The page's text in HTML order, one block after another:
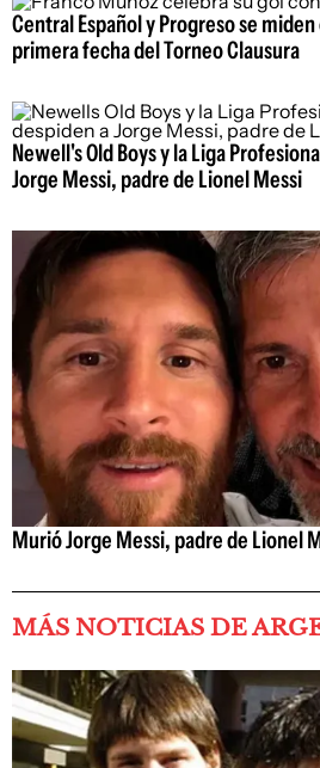
Central Español y Progreso se
primera fecha del Torneo Clausura
Newell's Old Boys y la Liga
Jorge Messi, padre de Lionel Messi
Murió Jorge Messi, padre de Lionel
MÁS NOTICIAS DE